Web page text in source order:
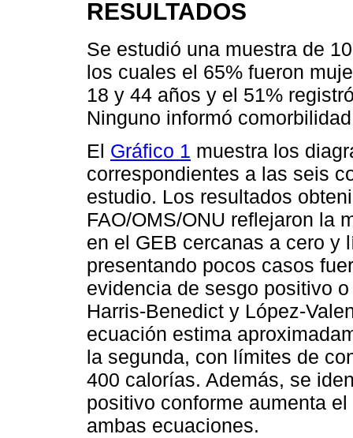
RESULTADOS
Se estudió una muestra de
los cuales el 65% fueron
18 y 44 años y el 51%
Ninguno informó
El Gráfico 1 muestra los
correspondientes a las seis
estudio. Los resultados
FAO/OMS/ONU reflejaron la
en el GEB cercanas a cero y
presentando pocos casos
evidencia de sesgo positivo
Harris-Benedict y López-
ecuación estima
la segunda, con límites de
400 calorías. Además, se
positivo conforme aumenta
ambas ecuaciones.